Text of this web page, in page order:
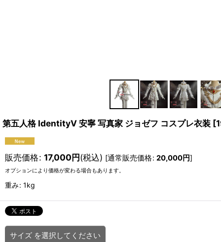
第五人格 IdentityV 安寧 写真家 ジョゼフ コスプレ衣装 [
販売価格: 17,000円(税込) [通常販売価格: 20,000円]
オプションにより価格が変わる場合もあります。
重み: 1kg
サイズ を選択してください